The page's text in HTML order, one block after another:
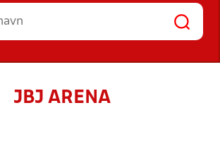
HOLD
JBJ ARENA